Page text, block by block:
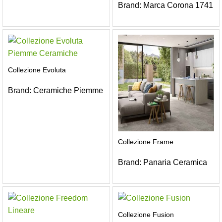
Brand: Marca Corona 1741
Collezione Evoluta
Brand: Ceramiche Piemme
Collezione Frame
Brand: Panaria Ceramica
Collezione Fusion